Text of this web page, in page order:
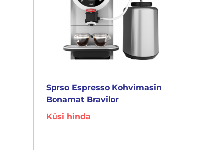
Sprso Espresso Kohvimasin
Bonamat Bravilor
Küsi hinda